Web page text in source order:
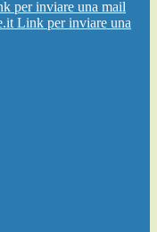
per inviare una mail
Link per inviare una